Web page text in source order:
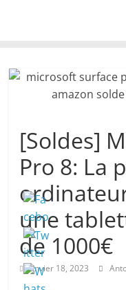
[Soldes]
Pro 8: La
une
de 1000€
janvier 18, 2023